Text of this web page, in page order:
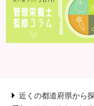
近くの都道府県から